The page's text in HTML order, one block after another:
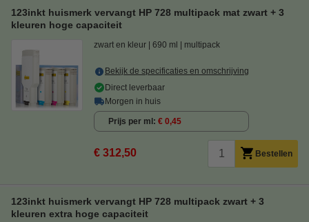
123inkt huismerk vervangt HP 728 multipack mat zwart + 3
kleuren hoge capaciteit
zwart en kleur 690 ml multipack
Bekijk de specificaties en omschrijving
Direct leverbaar
Morgen in huis
Prijs per ml € 0,45
€ 312,50 Bestellen
123inkt huismerk vervangt HP 728 multipack zwart + 3
kleuren extra hoge capaciteit